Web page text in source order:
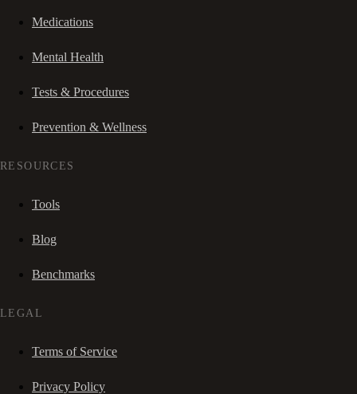
Medications
Mental Health
Tests & Procedures
Prevention & Wellness
RESOURCES
Tools
Blog
Benchmarks
LEGAL
Terms of Service
Privacy Policy